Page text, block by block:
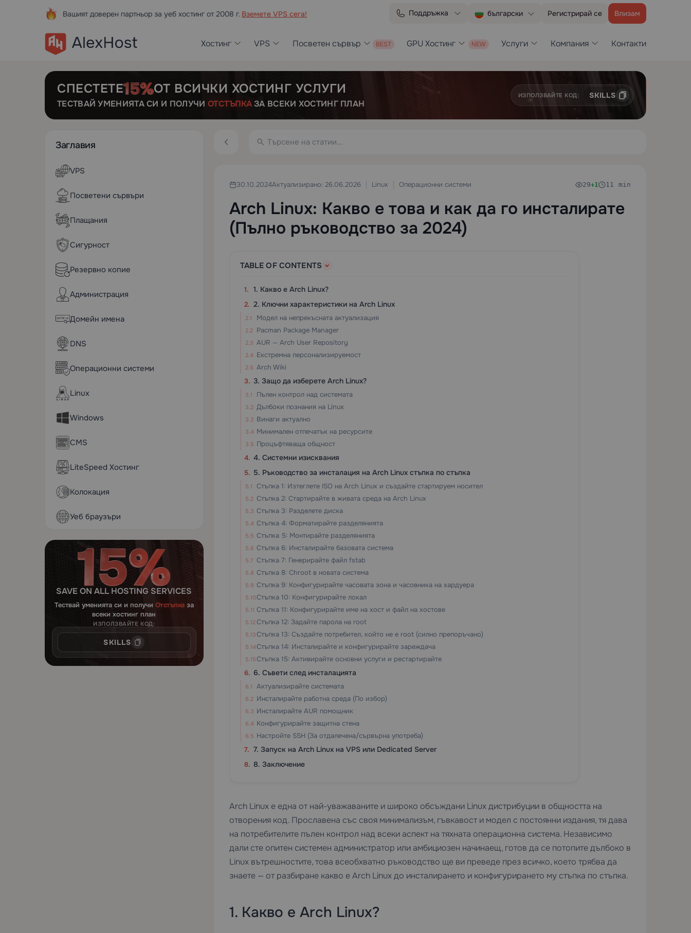
Вашият доверен партньор за уеб хостинг от 2008 г. Вземете VPS сега! Поддръжка български Регистрирай се Влизам
Хостинг VPS Посветен сървър GPU Хостинг Услуги Компания Контакти
СПЕСТЕТЕ ОТ ВСИЧКИ ХОСТИНГ УСЛУГИ
ТЕСТВАЙ УМЕНИЯТА СИ И ПОЛУЧИ ОТСТЪПКАЗА ВСЕКИ ХОСТИНГ ПЛАН
ИЗПОЛЗВАЙТЕ КОД: SKILLS
Заглавия
VPS
Посветени сървъри
Плащания
Сигурност
Резервно копие
Администрация
Домейн имена
DNS
Операционни системи
Linux
Windows
CMS
LiteSpeed Хостинг
Колокация
Уеб браузъри
SAVE ON ALL HOSTING SERVICES
Тествай уменията си и получи Отстъпказа
всеки хостинг план
ИЗПОЛЗВАЙТЕ КОД:
SKILLS
30.10.2024Актуализирано: 26.06.2026 Linux Операционни системи 29+1 11 min
Arch Linux: Какво е това и как да го инсталирате
(Пълно ръководство за 2024)
TABLE OF CONTENTS
1. Какво е Arch Linux?
2. Ключни характеристики на Arch Linux
Модел на непрекъсната актуализация
Pacman Package Manager
AUR — Arch User Repository
Екстремна персонализируемост
Arch Wiki
3. Защо да изберете Arch Linux?
Пълен контрол над системата
Дълбоки познания на Linux
Винаги актуално
Минимален отпечатък на ресурсите
Процъфтяваща общност
4. Системни изисквания
5. Ръководство за инсталация на Arch Linux стъпка по стъпка
Стъпка 1: Изтеглете ISO на Arch Linux и създайте стартируем носител
Стъпка 2: Стартирайте в живата среда на Arch Linux
Стъпка 3: Разделете диска
Стъпка 4: Форматирайте разделянията
Стъпка 5: Монтирайте разделянията
Стъпка 6: Инсталирайте базовата система
Стъпка 7: Генерирайте файл fstab
Стъпка 8: Chroot в новата система
Стъпка 9: Конфигурирайте часовата зона и часовника на хардуера
Стъпка 10: Конфигурирайте локал
Стъпка 11: Конфигурирайте име на хост и файл на хостове
Стъпка 12: Задайте парола на root
Стъпка 13: Създайте потребител, който не е root (силно препоръчано)
Стъпка 14: Инсталирайте и конфигурирайте зареждача
Стъпка 15: Активирайте основни услуги и рестартирайте
6. Съвети след инсталацията
Актуализирайте системата
Инсталирайте работна среда (По избор)
Инсталирайте AUR помощник
Конфигурирайте защитна стена
Настройте SSH (За отдалечена/сървърна употреба)
7. Запуск на Arch Linux на VPS или Dedicated Server
8. Заключение
Arch Linux е една от най-уважаваните и широко обсъждани Linux дистрибуции в общността на
отворения код. Прославена със своя минимализъм, гъвкавост и модел с постоянни издания, тя дава
на потребителите пълен контрол над всеки аспект на тяхната операционна система. Независимо
дали сте опитен системен администратор или амбициозен начинаещ, готов да се потопите дълбоко в
Linux вътрешностите, това всеобхватно ръководство ще ви преведе през всичко, което трябва да
знаете — от разбиране какво е Arch Linux до инсталирането и конфигурирането му стъпка по стъпка.
1. Какво е Arch Linux?